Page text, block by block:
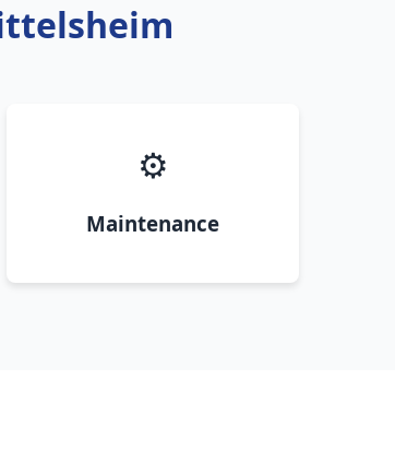
⚙️
Maintenance